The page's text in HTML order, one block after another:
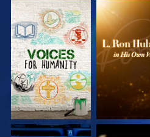
DÉCOUVRIR LES
SÉRIES
DÉCOUVRIR
SÉRIES